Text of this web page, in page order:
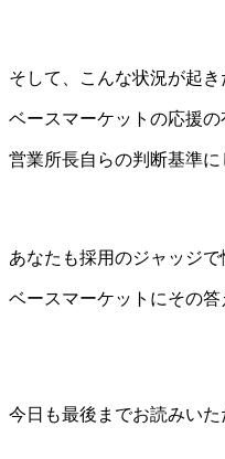
そして、こんな状況が起き
ベースマーケットの応援の
営業所長自らの判断基準に
あなたも採用のジャッジで
ベースマーケットにその答
今日も最後までお読みいた